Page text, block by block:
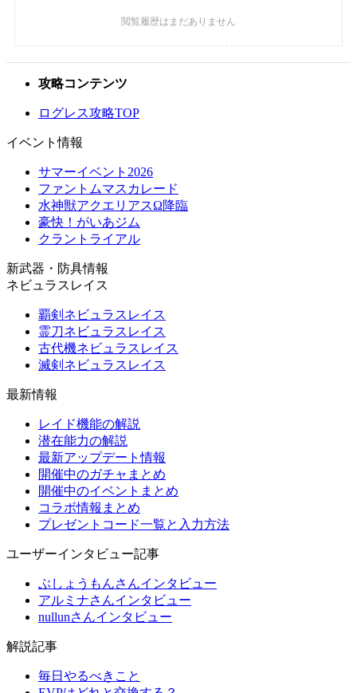
攻略コンテンツ
ログレス攻略TOP
イベント情報
サマーイベント2026
ファントムマスカレード
水神獣アクエリアスΩ降臨
豪快！がいあジム
クラントライアル
新武器・防具情報
ネビュラスレイス
覇剣ネビュラスレイス
霊刀ネビュラスレイス
古代機ネビュラスレイス
滅剣ネビュラスレイス
最新情報
レイド機能の解説
潜在能力の解説
最新アップデート情報
開催中のガチャまとめ
開催中のイベントまとめ
コラボ情報まとめ
プレゼントコード一覧と入力方法
ユーザーインタビュー記事
ぶしょうもんさんインタビュー
アルミナさんインタビュー
nullunさんインタビュー
解説記事
毎日やるべきこと